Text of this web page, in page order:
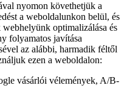
nyomon követhetjük a
a weboldalunkon belül, és
optimalizálása és
folyamatos javítása
az alábbi, harmadik féltől
ezen a weboldalon:
vásárlói vélemények, A/B-